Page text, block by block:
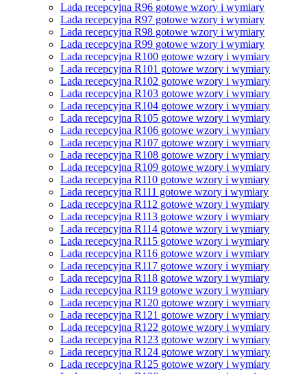
Lada recepcyjna R96 gotowe wzory i wymiary
Lada recepcyjna R97 gotowe wzory i wymiary
Lada recepcyjna R98 gotowe wzory i wymiary
Lada recepcyjna R99 gotowe wzory i wymiary
Lada recepcyjna R100 gotowe wzory i wymiary
Lada recepcyjna R101 gotowe wzory i wymiary
Lada recepcyjna R102 gotowe wzory i wymiary
Lada recepcyjna R103 gotowe wzory i wymiary
Lada recepcyjna R104 gotowe wzory i wymiary
Lada recepcyjna R105 gotowe wzory i wymiary
Lada recepcyjna R106 gotowe wzory i wymiary
Lada recepcyjna R107 gotowe wzory i wymiary
Lada recepcyjna R108 gotowe wzory i wymiary
Lada recepcyjna R109 gotowe wzory i wymiary
Lada recepcyjna R110 gotowe wzory i wymiary
Lada recepcyjna R111 gotowe wzory i wymiary
Lada recepcyjna R112 gotowe wzory i wymiary
Lada recepcyjna R113 gotowe wzory i wymiary
Lada recepcyjna R114 gotowe wzory i wymiary
Lada recepcyjna R115 gotowe wzory i wymiary
Lada recepcyjna R116 gotowe wzory i wymiary
Lada recepcyjna R117 gotowe wzory i wymiary
Lada recepcyjna R118 gotowe wzory i wymiary
Lada recepcyjna R119 gotowe wzory i wymiary
Lada recepcyjna R120 gotowe wzory i wymiary
Lada recepcyjna R121 gotowe wzory i wymiary
Lada recepcyjna R122 gotowe wzory i wymiary
Lada recepcyjna R123 gotowe wzory i wymiary
Lada recepcyjna R124 gotowe wzory i wymiary
Lada recepcyjna R125 gotowe wzory i wymiary